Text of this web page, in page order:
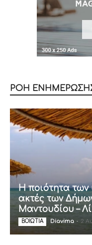
ΡΟΗ
Η ποιότητα των
ακτές των
Μαντουδίου –
ΒΟΙΩΤΙΑ Diavima - 2